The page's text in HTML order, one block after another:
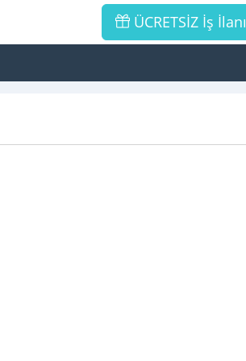
ÜCRETSİZ İş İlanı